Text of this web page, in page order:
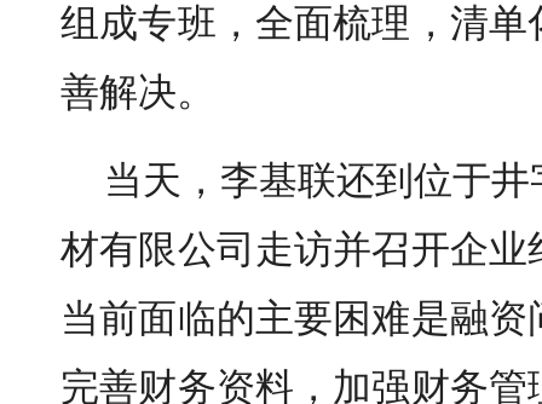
组成专班，全面梳理，清
善解决。
当天，李基联还到位于
材有限公司走访并召开企
当前面临的主要困难是融
完善财务资料，加强财务